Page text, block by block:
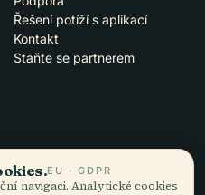
Řešení potíží s aplikací
Kontakt
Staňte se partnerem
EU · GDPR
navigaci. Analytické cookies